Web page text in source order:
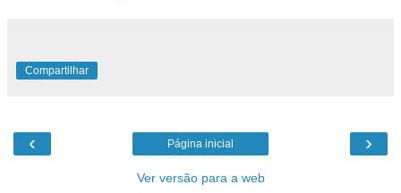
Compartilhar
‹ ›
Página inicial
Ver versão para a web